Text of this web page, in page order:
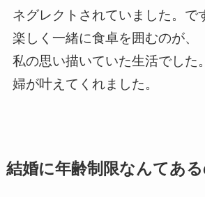
ネグレクトされていました。で
楽しく一緒に食卓を囲むのが、
私の思い描いていた生活でした
婦が叶えてくれました。
結婚に年齢制限なんてある